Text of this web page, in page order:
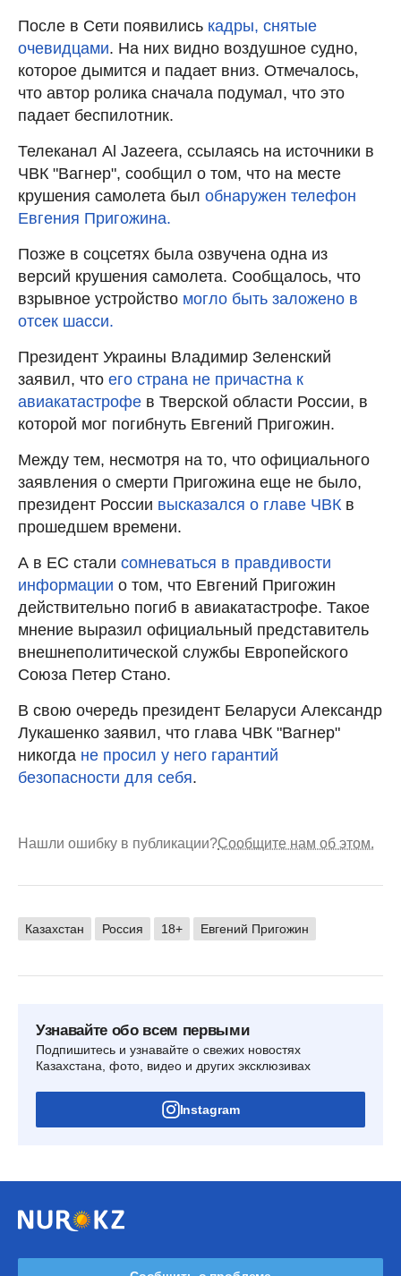
После в Сети появились кадры, снятые
очевидцами. На них видно воздушное судно,
которое дымится и падает вниз. Отмечалось,
что автор ролика сначала подумал, что это
падает беспилотник.
Телеканал Al Jazeera, ссылаясь на источники в
ЧВК "Вагнер", сообщил о том, что на месте
крушения самолета был обнаружен телефон
Евгения Пригожина.
Позже в соцсетях была озвучена одна из
версий крушения самолета. Сообщалось, что
взрывное устройство могло быть заложено в
отсек шасси.
Президент Украины Владимир Зеленский
заявил, что его страна не причастна к
авиакатастрофе в Тверской области России, в
которой мог погибнуть Евгений Пригожин.
Между тем, несмотря на то, что официального
заявления о смерти Пригожина еще не было,
президент России высказался о главе ЧВК в
прошедшем времени.
А в ЕС стали сомневаться в правдивости
информации о том, что Евгений Пригожин
действительно погиб в авиакатастрофе. Такое
мнение выразил официальный представитель
внешнеполитической службы Европейского
Союза Петер Стано.
В свою очередь президент Беларуси Александр
Лукашенко заявил, что глава ЧВК "Вагнер"
никогда не просил у него гарантий
безопасности для себя.
Нашли ошибку в публикации?Сообщите нам об этом.
Казахстан Россия 18+ Евгений Пригожин
Узнавайте обо всем первыми
Подпишитесь и узнавайте о свежих новостях
Казахстана, фото, видео и других эксклюзивах
Instagram